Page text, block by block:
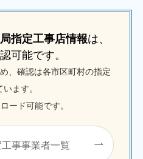
指定工事店情報は、
可能です。
、確認は各市区町村の指定
ます。
ード可能です。
事事業者一覧